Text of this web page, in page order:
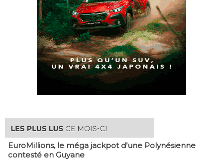
EuroMillions, ​le méga jackpot d’une Polynésienne
contesté en Guyane